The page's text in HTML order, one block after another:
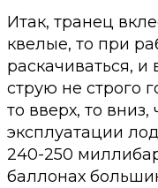
Итак, транец
квелые, то при
раскачиваться, и
струю не строго
то вверх, то
эксплуатации
240-250
баллонах